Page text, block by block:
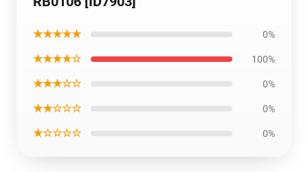
★★★★★ 0%
★★★★☆ 100%
★★★☆☆ 0%
★★☆☆☆ 0%
★☆☆☆☆ 0%